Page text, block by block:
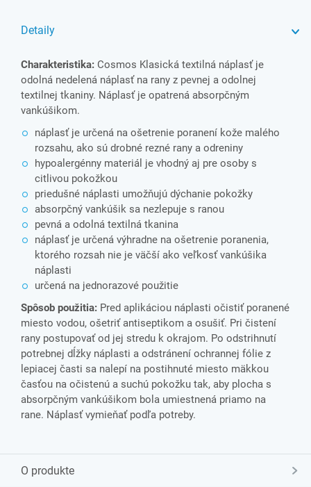
Detaily
Charakteristika: Cosmos Klasická textilná náplasť je
odolná nedelená náplasť na rany z pevnej a odolnej
textilnej tkaniny. Náplasť je opatrená absorpčným
vankúšikom.
náplasť je určená na ošetrenie poranení kože malého
rozsahu, ako sú drobné rezné rany a odreniny
hypoalergénny materiál je vhodný aj pre osoby s
citlivou pokožkou
priedušné náplasti umožňujú dýchanie pokožky
absorpčný vankúšik sa nezlepuje s ranou
pevná a odolná textilná tkanina
náplasť je určená výhradne na ošetrenie poranenia,
ktorého rozsah nie je väčší ako veľkosť vankúšika
náplasti
určená na jednorazové použitie
Spôsob použitia: Pred aplikáciou náplasti očistiť poranené
miesto vodou, ošetriť antiseptikom a osušiť. Pri čistení
rany postupovať od jej stredu k okrajom. Po odstrihnutí
potrebnej dĺžky náplasti a odstránení ochrannej fólie z
lepiacej časti sa nalepí na postihnuté miesto mäkkou
časťou na očistenú a suchú pokožku tak, aby plocha s
absorpčným vankúšikom bola umiestnená priamo na
rane. Náplasť vymieňať podľa potreby.
O produkte